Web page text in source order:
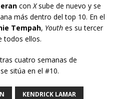
con Xsube de nuevo y se
más dentro del top 10. En el
Tempah, Youth es su tercer
todos ellos.
cuatro semanas de
sitúa en el #10.
KENDRICK LAMAR